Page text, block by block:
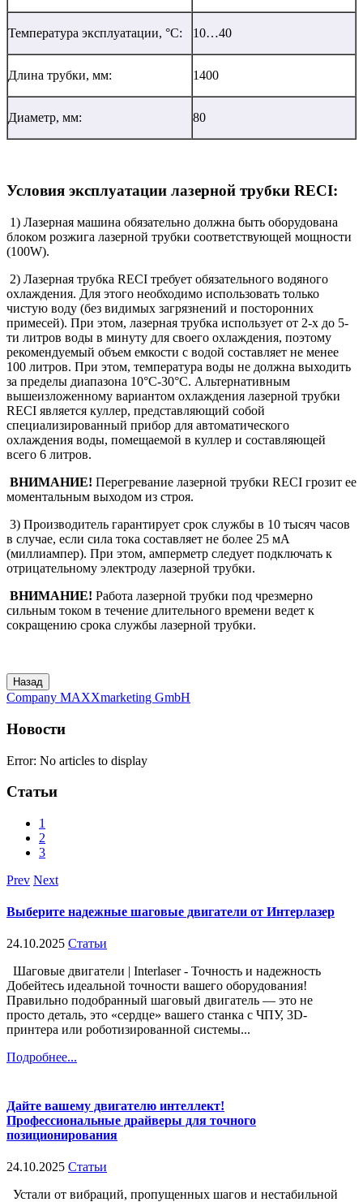
Температура эксплуатации, °С: 10…40
Длина трубки, мм: 1400
Диаметр, мм: 80
Условия эксплуатации лазерной трубки RECI:
1) Лазерная машина обязательно должна быть оборудована
блоком розжига лазерной трубки соответствующей мощности
(100W).
2) Лазерная трубка RECI требует обязательного водяного
охлаждения. Для этого необходимо использовать только
чистую воду (без видимых загрязнений и посторонних
примесей). При этом, лазерная трубка использует от 2-х до 5-
ти литров воды в минуту для своего охлаждения, поэтому
рекомендуемый объем емкости с водой составляет не менее
100 литров. При этом, температура воды не должна выходить
за пределы диапазона 10°С-30°С. Альтернативным
вышеизложенному вариантом охлаждения лазерной трубки
RECI является куллер, представляющий собой
специализированный прибор для автоматического
охлаждения воды, помещаемой в куллер и составляющей
всего 6 литров.
ВНИМАНИЕ! Перегревание лазерной трубки RECI грозит ее
моментальным выходом из строя.
3) Производитель гарантирует срок службы в 10 тысяч часов
в случае, если сила тока составляет не более 25 мА
(миллиампер). При этом, амперметр следует подключать к
отрицательному электроду лазерной трубки.
ВНИМАНИЕ! Работа лазерной трубки под чрезмерно
сильным током в течение длительного времени ведет к
сокращению срока службы лазерной трубки.
Company MAXXmarketing GmbH
Новости
Error: No articles to display
Статьи
1
2
3
Prev Next
Выберите надежные шаговые двигатели от Интерлазер
24.10.2025 Статьи
Шаговые двигатели | Interlaser - Точность и надежность
Добейтесь идеальной точности вашего оборудования!
Правильно подобранный шаговый двигатель — это не
просто деталь, это «сердце» вашего станка с ЧПУ, 3D-
принтера или роботизированной системы...
Подробнее...
Дайте вашему двигателю интеллект!
Профессиональные драйверы для точного
позиционирования
24.10.2025 Статьи
Устали от вибраций, пропущенных шагов и нестабильной